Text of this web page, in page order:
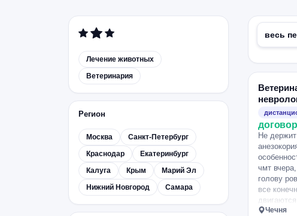
Лечение животных
Ветеринария
Регион
Москва
Санкт-Петербург
Краснодар
Екатеринбург
Калуга
Крым
Марий Эл
Нижний Новгород
Самара
Не
чмт
голову
все
хороший ,
Чечня